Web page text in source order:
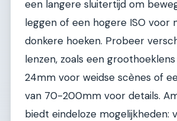
een langere sluitertijd om
leggen of een hogere ISO voor
donkere hoeken. Probeer
lenzen, zoals een
24mm voor weidse scènes of
van 70-200mm voor details.
biedt eindeloze mogelijkheden: